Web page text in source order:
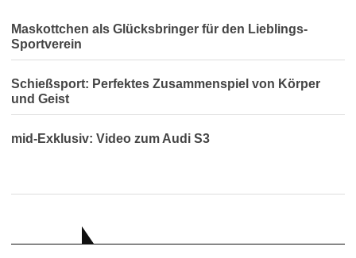
Maskottchen als Glücksbringer für den Lieblings-
Sportverein
Schießsport: Perfektes Zusammenspiel von Körper
und Geist
mid-Exklusiv: Video zum Audi S3